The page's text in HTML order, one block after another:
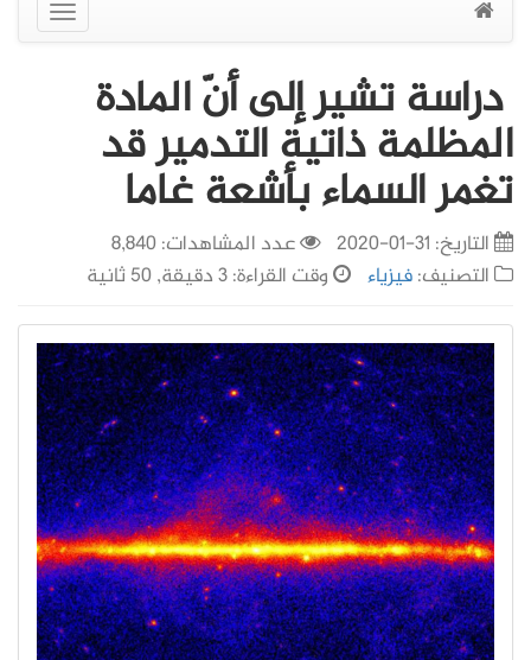
عرض
القائمة
دراسة تشير إلى أنّ المادة
المظلمة ذاتية التدمير قد
تغمر السماء بأشعة غاما
التاريخ: 31-01-2020
عدد المشاهدات: 8,840
التصنيف:فيزياء وقت القراءة: 3 دقيقة, 50 ثانية